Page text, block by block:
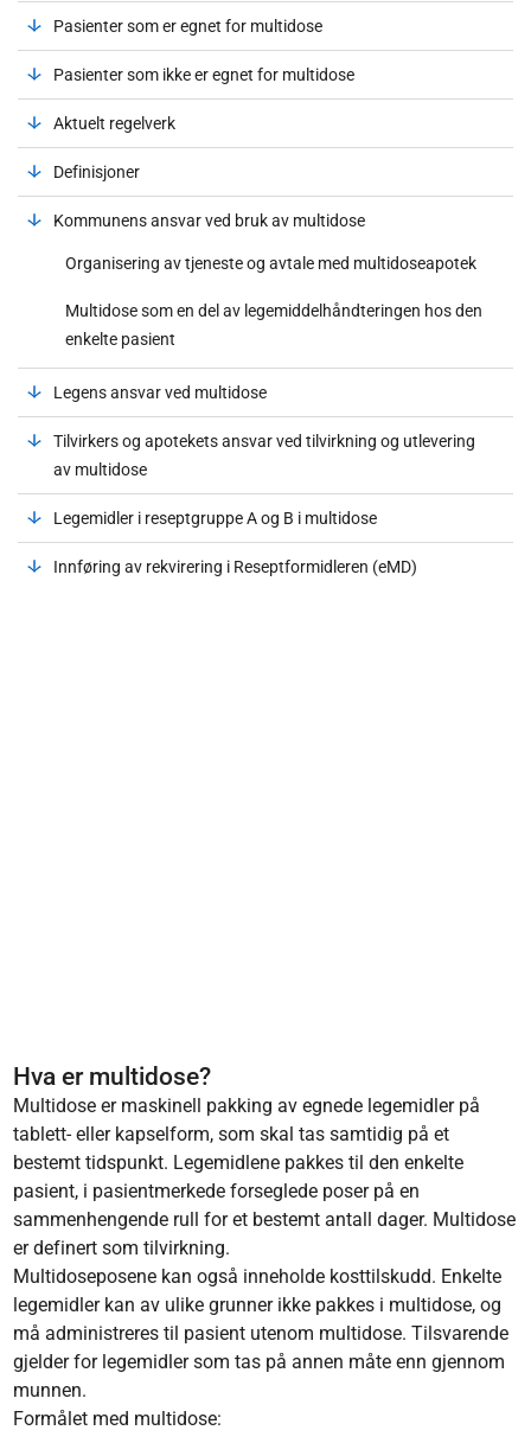
Pasienter som er egnet for multidose
Pasienter som ikke er egnet for multidose
Aktuelt regelverk
Definisjoner
Kommunens ansvar ved bruk av multidose
Organisering av tjeneste og avtale med multidoseapotek
Multidose som en del av legemiddelhåndteringen hos den
enkelte pasient
Legens ansvar ved multidose
Tilvirkers og apotekets ansvar ved tilvirkning og utlevering
av multidose
Legemidler i reseptgruppe A og B i multidose
Innføring av rekvirering i Reseptformidleren (eMD)
Hva er multidose?
Multidose er maskinell pakking av egnede legemidler på
tablett- eller kapselform, som skal tas samtidig på et
bestemt tidspunkt. Legemidlene pakkes til den enkelte
pasient, i pasientmerkede forseglede poser på en
sammenhengende rull for et bestemt antall dager. Multidose
er definert som tilvirkning.
Multidoseposene kan også inneholde kosttilskudd. Enkelte
legemidler kan av ulike grunner ikke pakkes i multidose, og
må administreres til pasient utenom multidose. Tilsvarende
gjelder for legemidler som tas på annen måte enn gjennom
munnen.
Formålet med multidose: